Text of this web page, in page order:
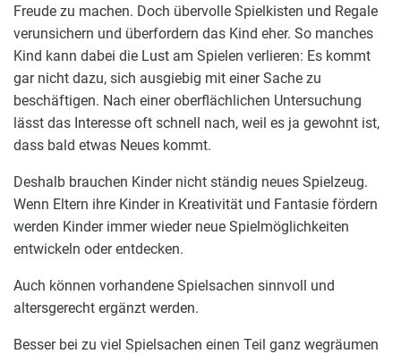
Freude zu machen. Doch übervolle Spielkisten und Regale
verunsichern und überfordern das Kind eher. So manches
Kind kann dabei die Lust am Spielen verlieren: Es kommt
gar nicht dazu, sich ausgiebig mit einer Sache zu
beschäftigen. Nach einer oberflächlichen Untersuchung
lässt das Interesse oft schnell nach, weil es ja gewohnt ist,
dass bald etwas Neues kommt.
Deshalb brauchen Kinder nicht ständig neues Spielzeug.
Wenn Eltern ihre Kinder in Kreativität und Fantasie fördern
werden Kinder immer wieder neue Spielmöglichkeiten
entwickeln oder entdecken.
Auch können vorhandene Spielsachen sinnvoll und
altersgerecht ergänzt werden.
Besser bei zu viel Spielsachen einen Teil ganz wegräumen